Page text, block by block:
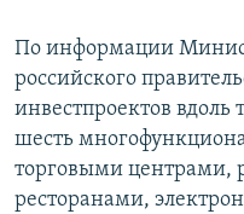
По информации
российского
инвестпроектов
шесть
торговыми центрами,
ресторанами,